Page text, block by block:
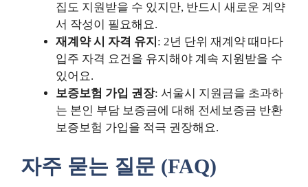
집도 지원받을 수 있지만, 반드시 새로운 계약
서 작성이 필요해요.
재계약 시 자격 유지 : 2년 단위 재계약 때마다
입주 자격 요건을 유지해야 계속 지원받을 수
있어요.
보증보험 가입 권장: 서울시 지원금을 초과하
는 본인 부담 보증금에 대해 전세보증금 반환
보증보험 가입을 적극 권장해요.
자주 묻는 질문 (FAQ)